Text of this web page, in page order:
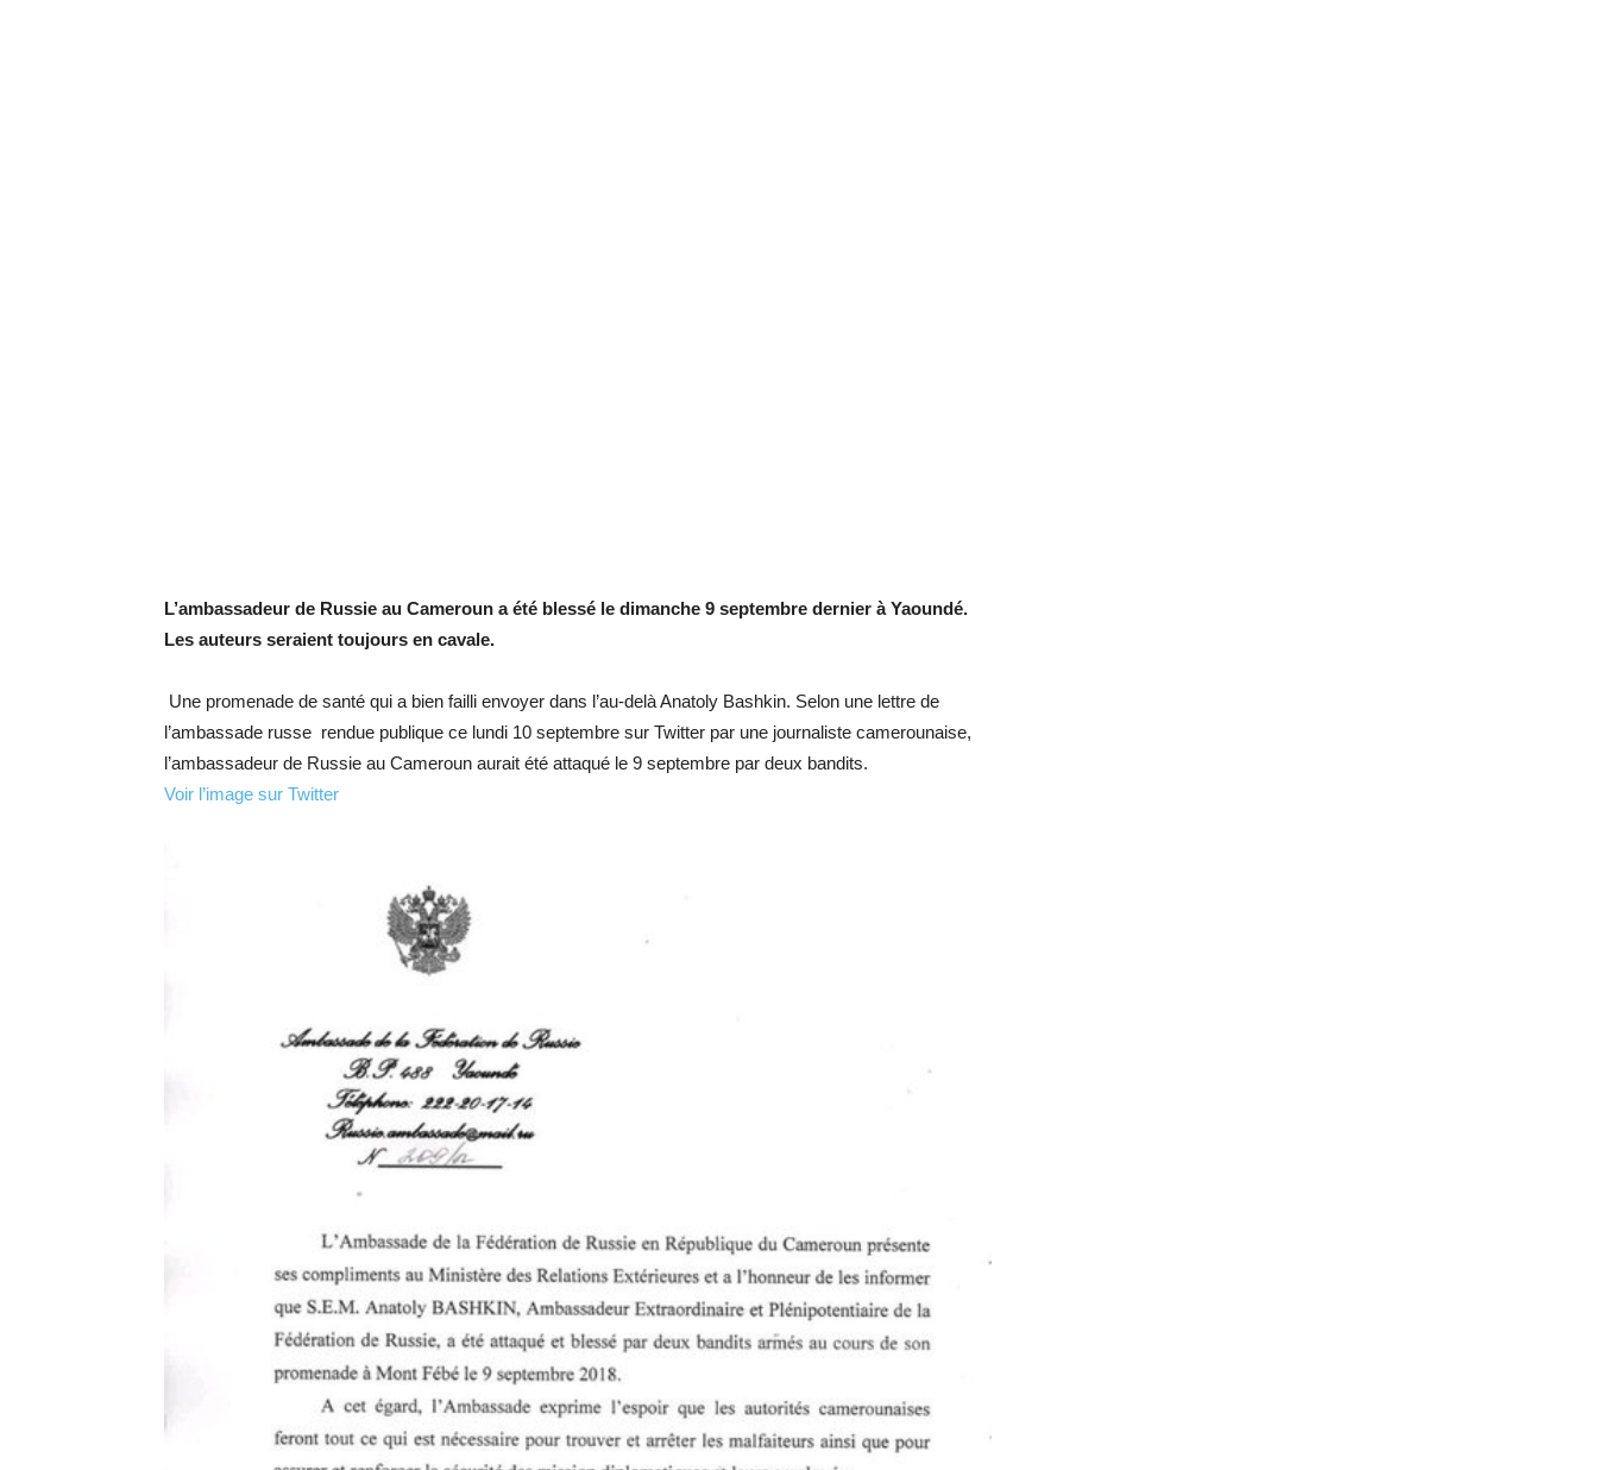
L’ambassadeur de Russie au Cameroun a été blessé le dimanche 9 septembre dernier à Yaoundé.
Les auteurs seraient toujours en cavale.
Une promenade de santé qui a bien failli envoyer dans l’au-delà Anatoly Bashkin. Selon une lettre de
l’ambassade russe rendue publique ce lundi 10 septembre sur Twitter par une journaliste camerounaise,
l’ambassadeur de Russie au Cameroun aurait été attaqué le 9 septembre par deux bandits.
Voir l’image sur Twitter